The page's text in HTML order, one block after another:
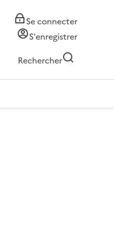
Se connecter
S'enregistrer
Rechercher